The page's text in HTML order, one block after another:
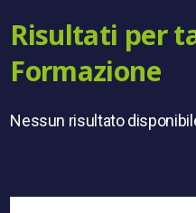
Risultati per
Formazione
Nessun risultato